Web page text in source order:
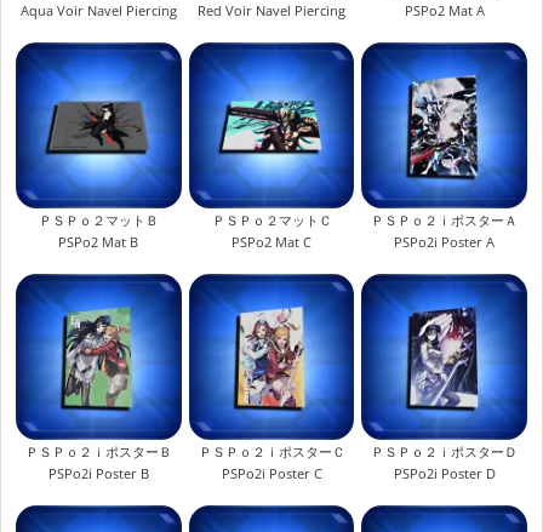
Aqua Voir Navel Piercing
Red Voir Navel Piercing
PSPo2 Mat A
ＰＳＰｏ２マットＢ
PSPo2 Mat B
ＰＳＰｏ２マットＣ
PSPo2 Mat C
ＰＳＰｏ２ｉポスターＡ
PSPo2i Poster A
ＰＳＰｏ２ｉポスターＢ
PSPo2i Poster B
ＰＳＰｏ２ｉポスターＣ
PSPo2i Poster C
ＰＳＰｏ２ｉポスターＤ
PSPo2i Poster D